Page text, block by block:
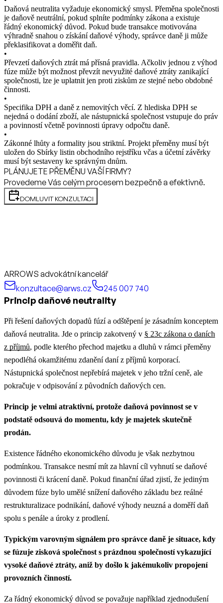
Daňová neutralita vyžaduje ekonomický smysl. Přeměna společnosti
je daňově neutrální, pokud splníte podmínky zákona a existuje
řádný ekonomický důvod. Pokud bude transakce motivována
výhradně snahou o získání daňové výhody, správce daně ji může
překlasifikovat a doměřit daň.
•
Převzetí daňových ztrát má přísná pravidla. Ačkoliv jednou z výhod
fúze může být možnost převzít nevyužité daňové ztráty zanikající
společnosti, lze je uplatnit jen proti ziskům ze stejné nebo obdobné
činnosti.
•
Specifika DPH a daně z nemovitých věcí. Z hlediska DPH se
nejedná o dodání zboží, ale nástupnická společnost vstupuje do práv
a povinností včetně povinnosti úpravy odpočtu daně.
•
Zákonné lhůty a formality jsou striktní. Projekt přeměny musí být
uložen do Sbírky listin obchodního rejstříku včas a účetní závěrky
musí být sestaveny ke správným dnům.
PLÁNUJETE PŘEMĚNU VAŠÍ FIRMY?
Provedeme Vás celým procesem bezpečně a efektivně.
DOMLUVIT KONZULTACI
ARROWS advokátní kancelář
konzultace@arws.cz
245 007 740
Princip daňové neutrality
Při řešení daňových dopadů fúzí a odštěpení je zásadním konceptem
daňová neutralita. Jde o princip zakotvený v § 23c zákona o daních
z příjmů, podle kterého přechod majetku a dluhů v rámci přeměny
nepodléhá okamžitému zdanění daní z příjmů korporací.
Nástupnická společnost nepřebírá majetek v jeho tržní ceně, ale
pokračuje v odpisování z původních daňových cen.
Princip je velmi atraktivní, protože daňová povinnost se v
podstatě odsouvá do momentu, kdy je majetek skutečně
prodán.
Existence řádného ekonomického důvodu je však nezbytnou
podmínkou. Transakce nesmí mít za hlavní cíl vyhnutí se daňové
povinnosti či krácení daně. Pokud finanční úřad zjistí, že jediným
důvodem fúze bylo umělé snížení daňového základu bez reálné
restrukturalizace podnikání, daňové výhody neuzná a doměří daň
spolu s penále a úroky z prodlení.
Typickým varovným signálem pro správce daně je situace, kdy
se fúzuje zisková společnost s prázdnou společností vykazující
vysoké daňové ztráty, aniž by došlo k jakémukoliv propojení
provozních činností.
Za řádný ekonomický důvod se považuje například zjednodušení